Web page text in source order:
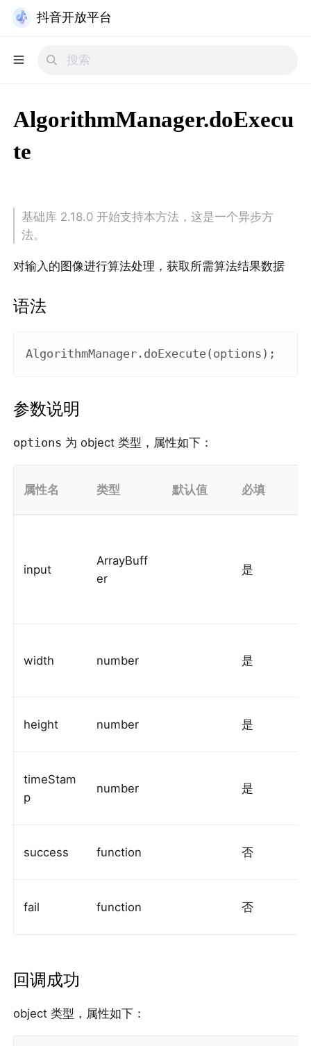
抖音开放平台
AlgorithmManager.doExecu
te
基础库 2.18.0 开始支持本方法，这是一个异步方
法。
对输入的图像进行算法处理，获取所需算法结果数据
语法
参数说明
options 为 object 类型，属性如下：
属性名 类型 默认值 必填
input
ArrayBuff
er
是
width number 是
height number 是
timeStam
p
number 是
success function 否
fail function 否
回调成功
object 类型，属性如下：